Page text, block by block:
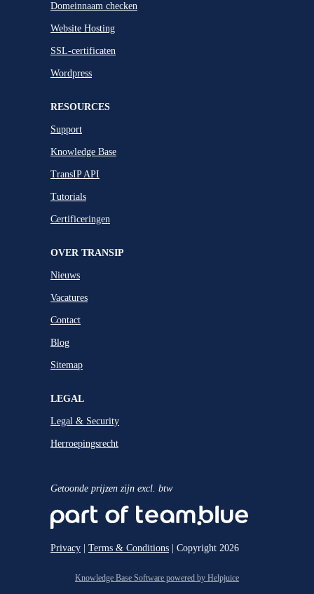
Domeinnaam checken
Website Hosting
SSL-certificaten
Wordpress
RESOURCES
Support
Knowledge Base
TransIP API
Tutorials
Certificeringen
OVER TRANSIP
Nieuws
Vacatures
Contact
Blog
Sitemap
LEGAL
Legal & Security
Herroepingsrecht
Getoonde prijzen zijn excl. btw
Privacy Terms & Conditions | Copyright 2026
Knowledge Base Software powered by Helpjuice